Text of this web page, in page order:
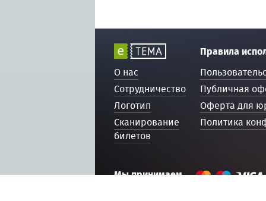
О нас
Сотрудничество
Логотип
Сканирование
билетов
Правила
Публичная
Оферта для
Политика
Мы принимаем